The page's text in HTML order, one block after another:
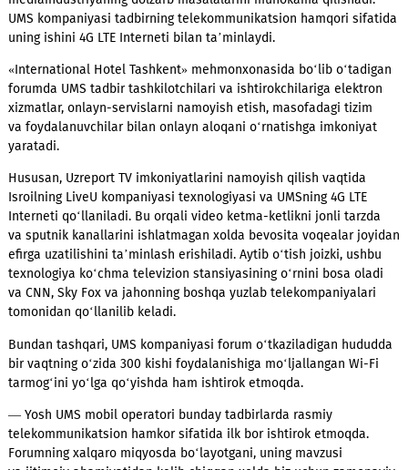
va zamonaviy texnologiyalar» xalqaro forumi bo‘lib o‘tadi.
mamlakatimiz va chet eldan tashrif buyurgan ekspertlar
UMS kompaniyasi tadbirning telekommunikatsion hamqori
uning ishini 4G LTE Interneti bilan ta’minlaydi.
«International Hotel Tashkent» mehmonxonasida bo‘lib
forumda UMS tadbir tashkilotchilari va ishtirokchilariga
xizmatlar,onlayn-servislarninamoyish etish, masofadagi
va foydalanuvchilar bilan onlayn aloqani o‘rnatishga
yaratadi.
Hususan, Uzreport TV imkoniyatlarini namoyish qilish vaqtida
Isroilning LiveU kompaniyasi texnologiyasi va UMSning 4G LTE
Interneti qo‘llaniladi. Bu orqali videoketma-ketliknijonli
va sputnik kanallarini ishlatmagan xolda bevosita voqealar
efirga uzatilishini ta’minlash erishiladi. Aytib o‘tish joizki,
texnologiya ko‘chma televizion stansiyasining o‘rnini bosa
va CNN, Sky Fox va jahonning boshqa yuzlab
Bundan tashqari, UMS kompaniyasi forum o‘tkaziladigan
bir vaqtning o‘zida 300 kishi foydalanishiga mo‘ljallangan